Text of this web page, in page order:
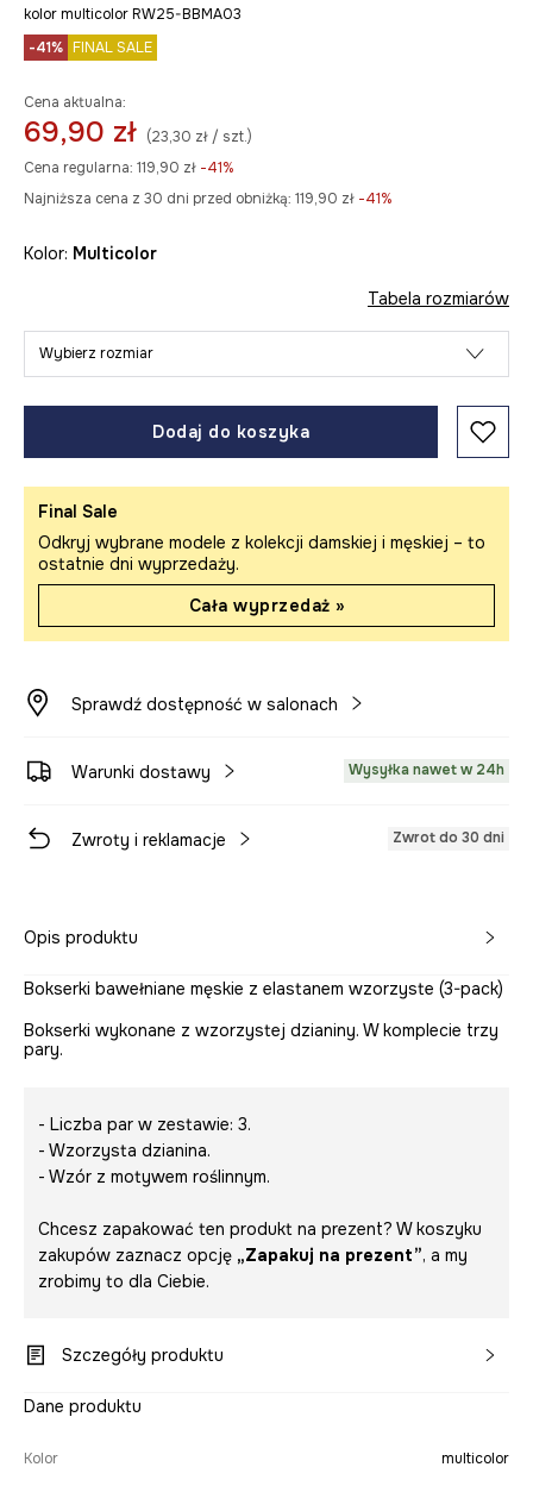
kolor multicolor RW25-BBMA03
-41% FINAL SALE
Cena aktualna:
69,90 zł (23,30 zł / szt.)
Cena regularna: 119,90 zł -41%
Najniższa cena z 30 dni przed obniżką: 119,90 zł -41%
Kolor: multicolor
Tabela rozmiarów
Wybierz rozmiar
Dodaj do koszyka
Final Sale
Odkryj wybrane modele z kolekcji damskiej i męskiej – to
ostatnie dni wyprzedaży.
Cała wyprzedaż »
Sprawdź dostępność w salonach
Warunki dostawy Wysyłka nawet w 24h
Zwroty i reklamacje Zwrot do 30 dni
Opis produktu
Bokserki bawełniane męskie z elastanem wzorzyste (3-pack)
Bokserki wykonane z wzorzystej dzianiny. W komplecie trzy
pary.
- Liczba par w zestawie: 3.
- Wzorzysta dzianina.
- Wzór z motywem roślinnym.
Chcesz zapakować ten produkt na prezent? W koszyku
zakupów zaznacz opcję „Zapakuj na prezent”, a my
zrobimy to dla Ciebie.
Szczegóły produktu
Dane produktu
Kolor multicolor